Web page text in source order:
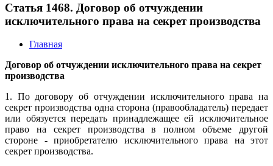
Статья 1468. Договор об отчуждении
исключительного права на секрет производства
Главная
Договор об отчуждении исключительного права на секрет
производства
1. По договору об отчуждении исключительного права на
секрет производства одна сторона (правообладатель) передает
или обязуется передать принадлежащее ей исключительное
право на секрет производства в полном объеме другой
стороне - приобретателю исключительного права на этот
секрет производства.